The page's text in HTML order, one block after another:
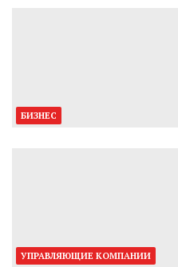
БИЗНЕС
УПРАВЛЯЮЩИЕ КОМПАНИИ